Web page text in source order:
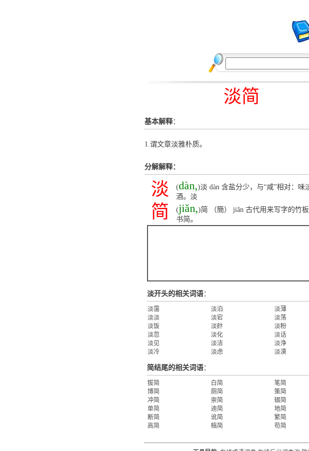
淡简
基本解释：
1.谓文章淡雅朴质。
分解解释：
淡 (dàn,)淡 dàn 含盐分少，与“咸”相对：
酒。淡
简 (jiǎn,)简 （簡） jiǎn 古代用来写字的竹
书简。
淡开头的相关词语：
淡霭 淡泊 淡薄
淡淡
淡宕 淡荡
淡饭
淡飰 淡粉
淡忽
淡化 淡话
淡见
淡洁 淡浄
淡冷
淡虑 淡漠
简结尾的相关词语：
拔简 白简 笔简
博简
厕简 策简
冲简
崇简 辍简
单简
迪简 地简
断简
讹简 繁简
高简
槁简 苟简